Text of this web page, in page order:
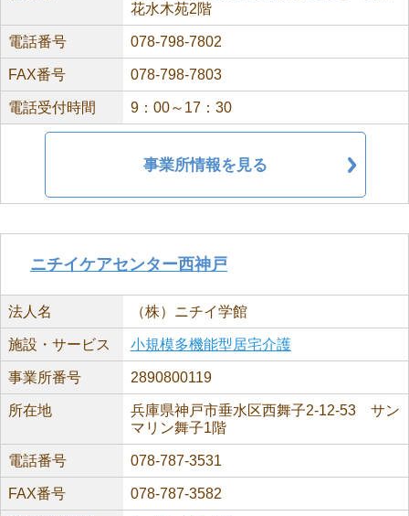
花水木苑2階
電話番号 078-798-7802
FAX番号 078-798-7803
電話受付時間 9：00～17：30
事業所情報を見る
ニチイケアセンター西神戸
法人名 （株）ニチイ学館
施設・サービス 小規模多機能型居宅介護
事業所番号 2890800119
所在地
兵庫県神戸市垂水区西舞子2-12-53 サン
マリン舞子1階
電話番号 078-787-3531
FAX番号 078-787-3582